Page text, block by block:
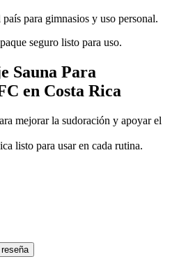
para gimnasios y uso personal.
seguro listo para uso.
Sauna Para
en Costa Rica
mejorar la sudoración y apoyar el
listo para usar en cada rutina.